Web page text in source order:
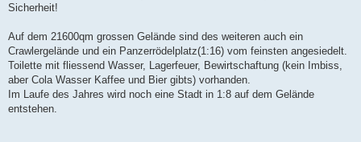
Sicherheit!
Auf dem 21600qm grossen Gelände sind des weiteren auch ein
Crawlergelände und ein Panzerrödelplatz(1:16) vom feinsten angesiedelt.
Toilette mit fliessend Wasser, Lagerfeuer, Bewirtschaftung (kein Imbiss,
aber Cola Wasser Kaffee und Bier gibts) vorhanden.
Im Laufe des Jahres wird noch eine Stadt in 1:8 auf dem Gelände
entstehen.